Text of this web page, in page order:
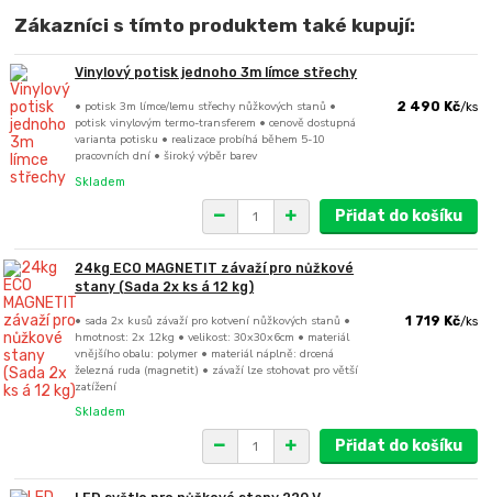
Zákazníci s tímto produktem také kupují:
Vinylový potisk jednoho 3m límce střechy
• potisk 3m límce/lemu střechy nůžkových stanů •
potisk vinylovým termo-transferem • cenově dostupná
varianta potisku • realizace probíhá během 5-10
pracovních dní • široký výběr barev
2 490 Kč/ks
Skladem
Přidat do košíku
24kg ECO MAGNETIT závaží pro nůžkové
stany (Sada 2x ks á 12 kg)
• sada 2x kusů závaží pro kotvení nůžkových stanů •
hmotnost: 2x 12kg • velikost: 30x30x6cm • materiál
vnějšího obalu: polymer • materiál náplně: drcená
železná ruda (magnetit) • závaží lze stohovat pro větší
zatížení
1 719 Kč/ks
Skladem
Přidat do košíku